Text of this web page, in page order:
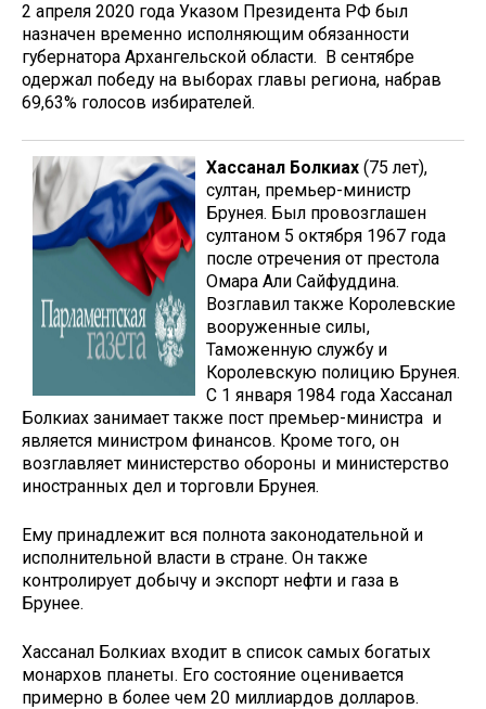
2 апреля 2020 года Указом Президента РФ был
назначен временно исполняющим обязанности
губернатора Архангельской области. В сентябре
одержал победу на выборах главы региона, набрав
69,63% голосов избирателей.
Хассанал Болкиах (75 лет),
султан, премьер-министр
Брунея. Был провозглашен
султаном 5 октября 1967 года
после отречения от престола
Омара Али Сайфуддина.
Возглавил также Королевские
вооруженные силы,
Таможенную службу и
Королевскую полицию Брунея.
С 1 января 1984 года Хассанал
Болкиах занимает также пост премьер-министра и
является министром финансов. Кроме того, он
возглавляет министерство обороны и министерство
иностранных дел и торговли Брунея.
Ему принадлежит вся полнота законодательной и
исполнительной власти в стране. Он также
контролирует добычу и экспорт нефти и газа в
Брунее.
Хассанал Болкиах входит в список самых богатых
монархов планеты. Его состояние оценивается
примерно в более чем 20 миллиардов долларов.